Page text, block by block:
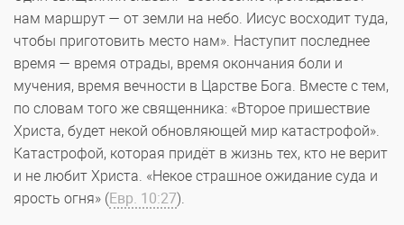
нам маршрут — от земли на небо. Иисус восходит туда,
чтобы приготовить место нам». Наступит последнее
время — время отрады, время окончания боли и
мучения, время вечности в Царстве Бога. Вместе с тем,
по словам того же священника: «Второе пришествие
Христа, будет некой обновляющей мир катастрофой».
Катастрофой, которая придёт в жизнь тех, кто не верит
и не любит Христа. «Некое страшное ожидание суда и
ярость огня» (Евр. 10:27).